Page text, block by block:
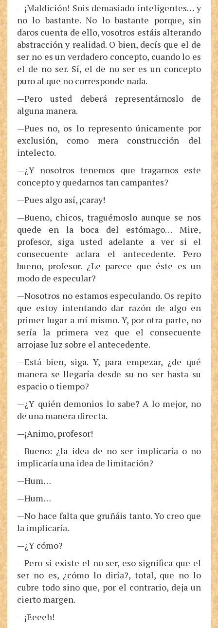
—¡Maldición! Sois demasiado inteligentes… y
no lo bastante. No lo bastante porque, sin
daros cuenta de ello, vosotros estáis alterando
abstracción y realidad. O bien, decís que el de
ser no es un verdadero concepto, cuando lo es
el de no ser. Sí, el de no ser es un concepto
puro al que no corresponde nada.
—Pero usted deberá representárnoslo de
alguna manera.
—Pues no, os lo represento únicamente por
exclusión, como mera construcción del
intelecto.
—¿Y nosotros tenemos que tragarnos este
concepto y quedarnos tan campantes?
—Pues algo así, ¡caray!
—Bueno, chicos, traguémoslo aunque se nos
quede en la boca del estómago… Mire,
profesor, siga usted adelante a ver si el
consecuente aclara el antecedente. Pero
bueno, profesor. ¿Le parece que éste es un
modo de especular?
—Nosotros no estamos especulando. Os repito
que estoy intentando dar razón de algo en
primer lugar a mí mismo. Y, por otra parte, no
sería la primera vez que el consecuente
arrojase luz sobre el antecedente.
—Está bien, siga. Y, para empezar, ¿de qué
manera se llegaría desde su no ser hasta su
espacio o tiempo?
—¿Y quién demonios lo sabe? A lo mejor, no
de una manera directa.
—¡Animo, profesor!
—Bueno: ¿la idea de no ser implicaría o no
implicaría una idea de limitación?
—Hum…
—Hum…
—No hace falta que gruñáis tanto. Yo creo que
la implicaría.
—¿Y cómo?
—Pero si existe el no ser, eso significa que el
ser no es, ¿cómo lo diría?, total, que no lo
cubre todo sino que, por el contrario, deja un
cierto margen.
—¡Eeeeh!